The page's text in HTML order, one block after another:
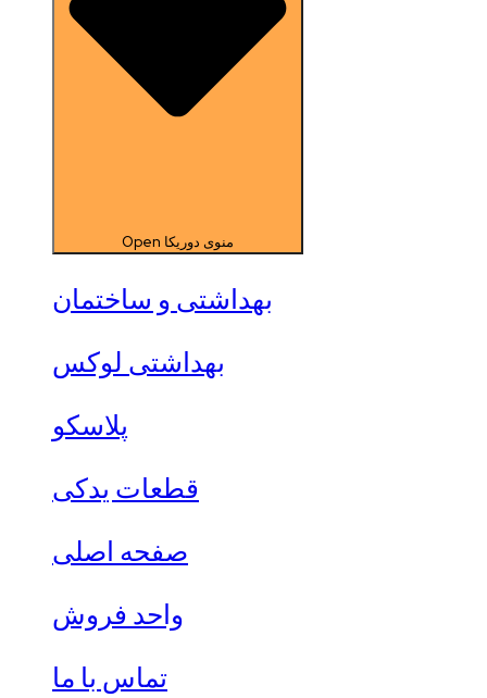
Open منوی دوریکا
بهداشتی و ساختمان
بهداشتی لوکس
پلاسکو
قطعات یدکی
صفحه اصلی
واحد فروش
تماس با ما